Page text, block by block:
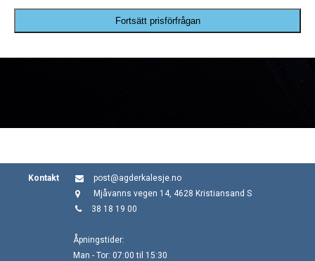
Fortsätt prisförfrågan
Kontakt
post@agderkalesje.no
Mjåvanns vegen 14, 4628 Kristiansand S
38 18 19 00
Åpningstider:
Man - Tor: 07:00 til 15:30